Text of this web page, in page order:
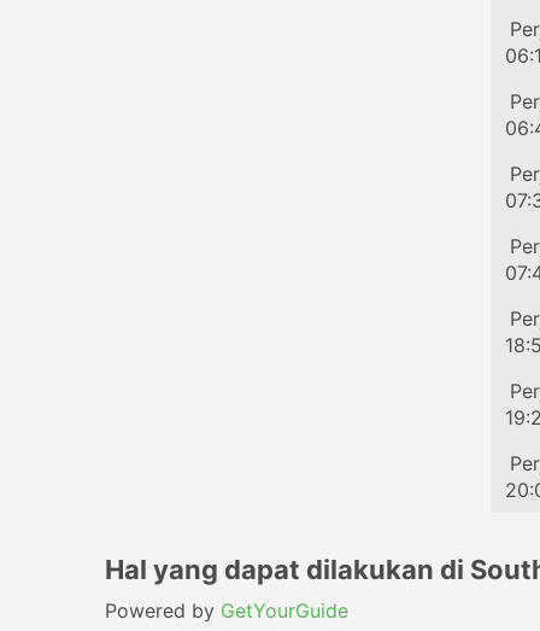
Bis
Bis
Bis
Bis
Bis
Bis
Bis
Hal yang dapat dilakukan di
Powered by GetYourGuide